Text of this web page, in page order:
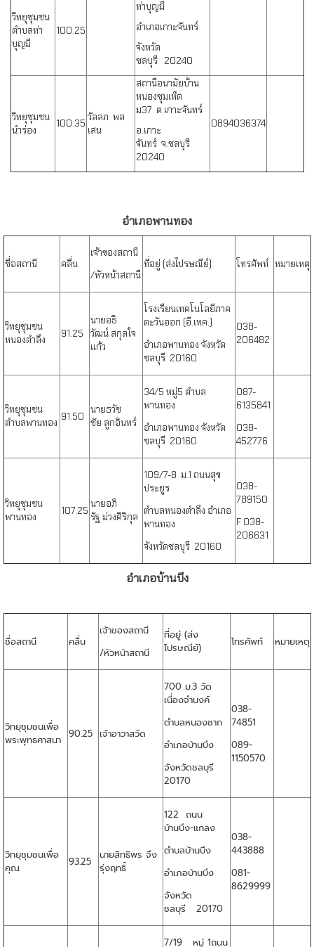
วิทยุชุมชน
ตำบลท่า
บุญมี
100.25
ท่าบุญมี
อำเภอเกาะจันทร์
จังหวัด
ชลบุรี 20240
วิทยุชุมชน
นำร่อง
100.35
วัลลภ พล
เสน
สถานีอนามัยบ้าน
หนองชุมเห็ด
ม37 ต.เกาะจันทร์
อ.เกาะ
จันทร์ จ.ชลบุรี
20240
0894036374
อำเภอพานทอง
ชื่อสถานี คลื่น
เจ้าของสถานี
/หัวหน้าสถานี
ที่อยู่ (ส่งไปรษณีย์) โทรศัพท์ หมายเหตุ
วิทยุชุมชน
หนองตำลึง
91.25
นายอธิ
วัฒน์ สกุลใจ
แก้ว
โรงเรียนเทคโนโลยีภาค
ตะวันออก (อี.เทค.)
อำเภอพานทอง จังหวัด
ชลบุรี 20160
038-
206482
วิทยุชุมชน
ตำบลพานทอง
91.50
นายธวัช
ชัย ลูกอินทร์
34/5 หมู่5 ตำบล
พานทอง
อำเภอพานทอง จังหวัด
ชลบุรี 20160
087-
6135841
038-
452776
วิทยุชุมชน
พานทอง
107.25
นายอภิ
รัฐ ม่วงศิริกุล
109/7-8 ม.1 ถนนสุข
ประยูร
ตำบลหนองตำลึง อำเภอ
พานทอง
จังหวัดชลบุรี 20160
038-
789150
F 038-
206631
อำเภอบ้านบึง
ชื่อสถานี คลื่น
เจ้าของสถานี
/หัวหน้าสถานี
ที่อยู่ (ส่ง
ไปรษณีย์)
โทรศัพท์ หมายเหตุ
วิทยุชุมชนเพื่อ
พระพุทธศาสนา
90.25 เจ้าอาวาสวัด
700 ม.3 วัด
เนื่องจำนงค์
ตำบลหนองชาก
อำเภอบ้านบึง
จังหวัดชลบุรี
20170
038-
74851
089-
1150570
วิทยุชุมชนเพื่อ
คุณ
93.25
นายสิทธิพร จึง
รุ่งฤทธิ์
122 ถนน
บ้านบึง-แกลง
ตำบลบ้านบึง
อำเภอบ้านบึง
จังหวัด
ชลบุรี 20170
038-
443888
081-
8629999
7/19 หมู่ 1ถนน